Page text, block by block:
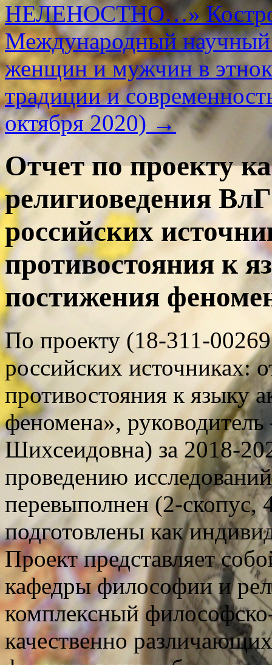
НЕЛЕНОСТНО…»
Международный научный
женщин и мужчин в
традиции и
октября 2020) →
Отчет по проекту
религиоведения
российских
противостояния к
постижения
По проекту (18-311-
российских источниках:
противостояния к языку
феномена»,
Шихсеидовна) за 2018-
проведению
перевыполнен (2-
подготовлены как
Проект представляет
кафедры философии и
комплексный
качественно